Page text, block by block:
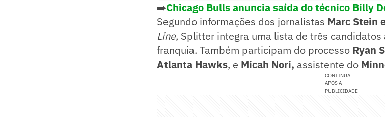
➡️Chicago Bulls anuncia saída do técnico Billy
Segundo informações dos jornalistas Marc Stein
Line, Splitter integra uma lista de três
franquia. Também participam do processo Ryan
Atlanta Hawks, e Micah Nori, assistente do
CONTINUA
APÓS A
PUBLICIDADE